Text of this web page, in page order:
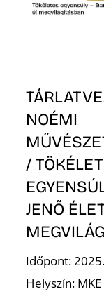
NOÉMI
/
JENŐ
Időpont:
Helyszín: